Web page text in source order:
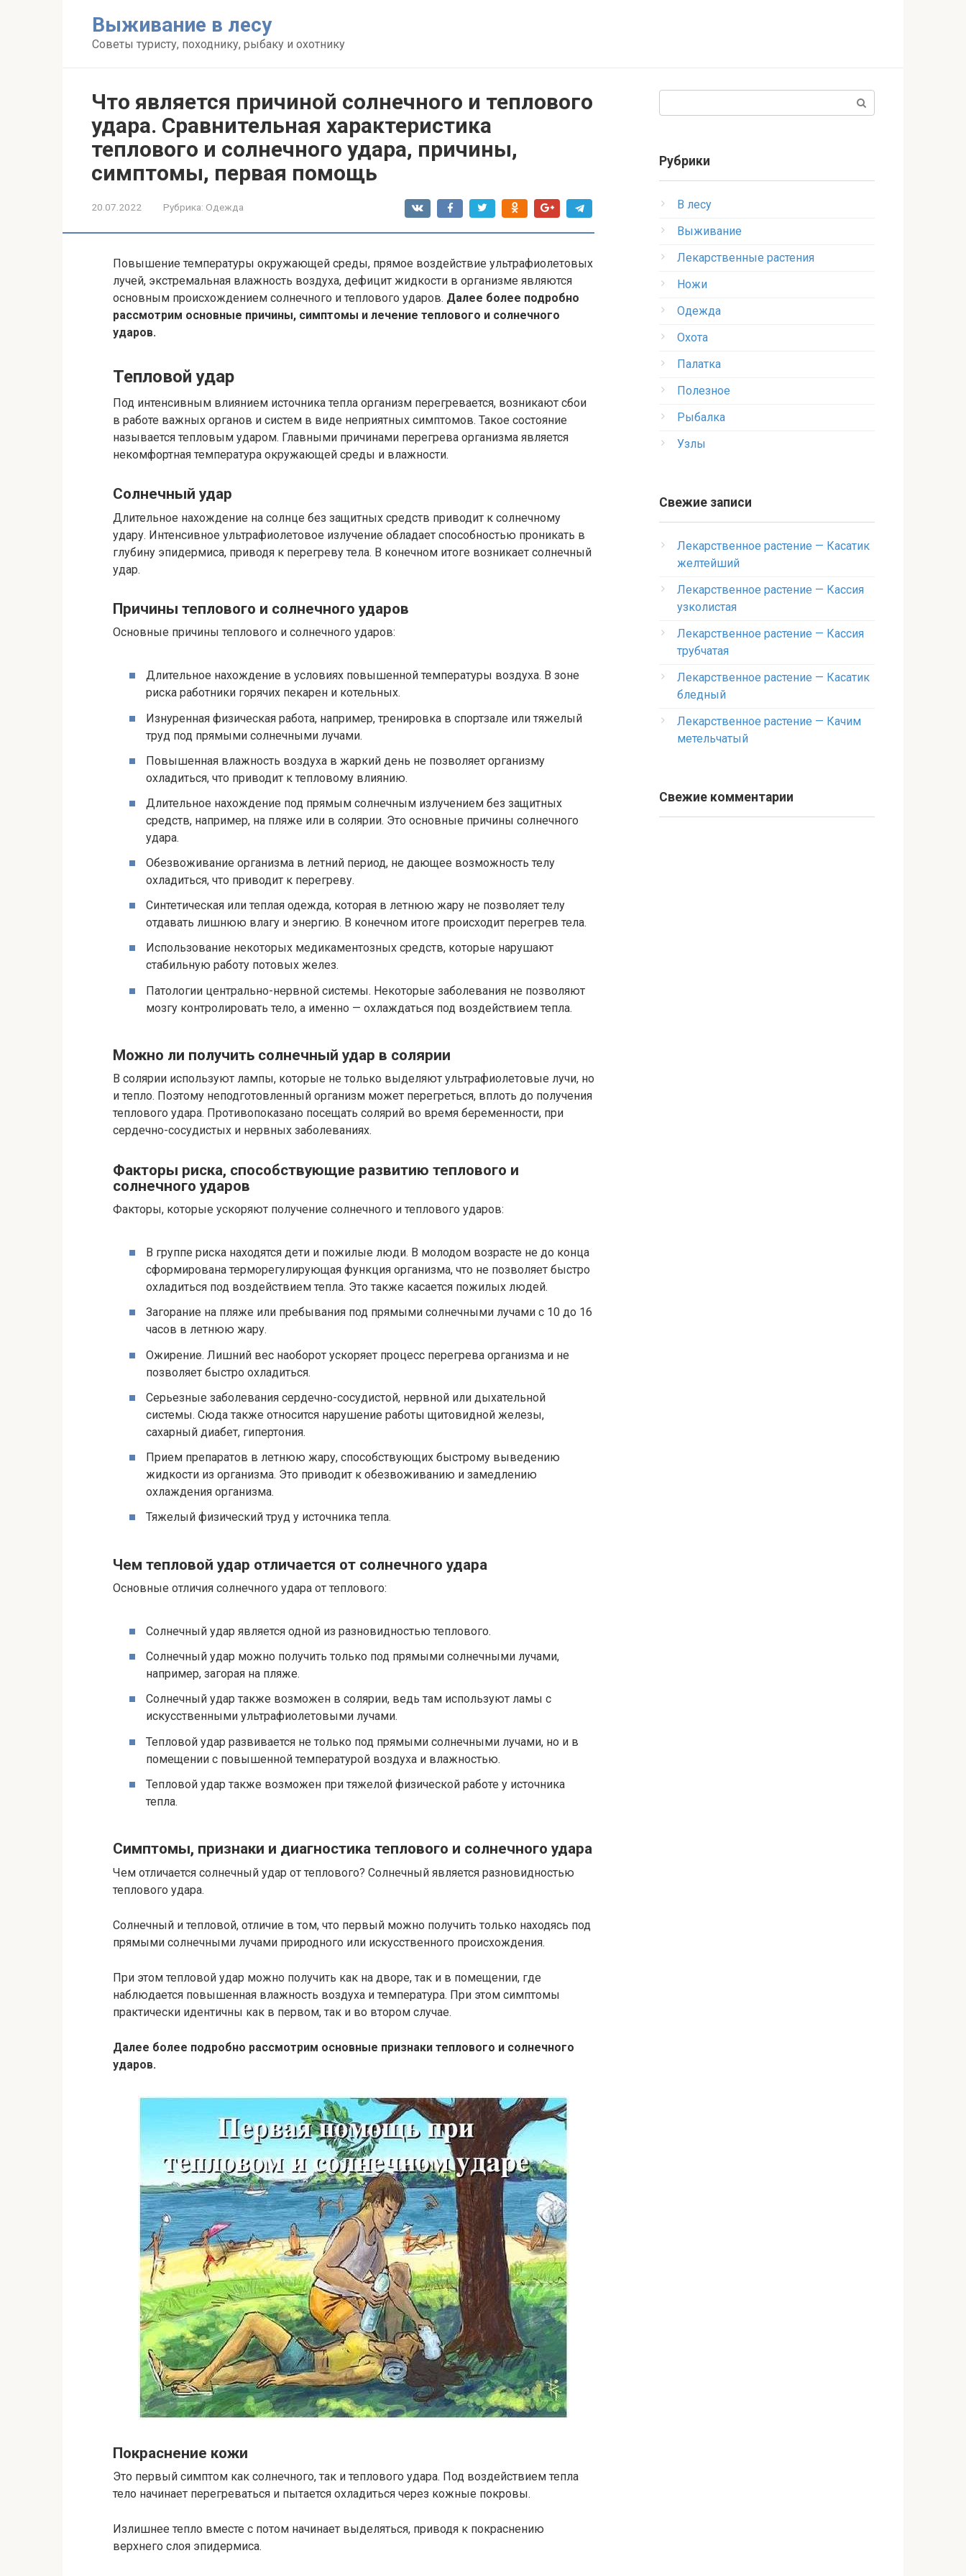
Выживание в лесу
Советы туристу, походнику, рыбаку и охотнику
Что является причиной солнечного и теплового
удара. Сравнительная характеристика
теплового и солнечного удара, причины,
симптомы, первая помощь
20.07.2022 Рубрика: Одежда
Повышение температуры окружающей среды, прямое воздействие ультрафиолетовых
лучей, экстремальная влажность воздуха, дефицит жидкости в организме являются
основным происхождением солнечного и теплового ударов. Далее более подробно
рассмотрим основные причины, симптомы и лечение теплового и солнечного
ударов.
Тепловой удар
Под интенсивным влиянием источника тепла организм перегревается, возникают сбои
в работе важных органов и систем в виде неприятных симптомов. Такое состояние
называется тепловым ударом. Главными причинами перегрева организма является
некомфортная температура окружающей среды и влажности.
Солнечный удар
Длительное нахождение на солнце без защитных средств приводит к солнечному
удару. Интенсивное ультрафиолетовое излучение обладает способностью проникать в
глубину эпидермиса, приводя к перегреву тела. В конечном итоге возникает солнечный
удар.
Причины теплового и солнечного ударов
Основные причины теплового и солнечного ударов:
Длительное нахождение в условиях повышенной температуры воздуха. В зоне
риска работники горячих пекарен и котельных.
Изнуренная физическая работа, например, тренировка в спортзале или тяжелый
труд под прямыми солнечными лучами.
Повышенная влажность воздуха в жаркий день не позволяет организму
охладиться, что приводит к тепловому влиянию.
Длительное нахождение под прямым солнечным излучением без защитных
средств, например, на пляже или в солярии. Это основные причины солнечного
удара.
Обезвоживание организма в летний период, не дающее возможность телу
охладиться, что приводит к перегреву.
Синтетическая или теплая одежда, которая в летнюю жару не позволяет телу
отдавать лишнюю влагу и энергию. В конечном итоге происходит перегрев тела.
Использование некоторых медикаментозных средств, которые нарушают
стабильную работу потовых желез.
Патологии центрально-нервной системы. Некоторые заболевания не позволяют
мозгу контролировать тело, а именно — охлаждаться под воздействием тепла.
Можно ли получить солнечный удар в солярии
В солярии используют лампы, которые не только выделяют ультрафиолетовые лучи, но
и тепло. Поэтому неподготовленный организм может перегреться, вплоть до получения
теплового удара. Противопоказано посещать солярий во время беременности, при
сердечно-сосудистых и нервных заболеваниях.
Факторы риска, способствующие развитию теплового и
солнечного ударов
Факторы, которые ускоряют получение солнечного и теплового ударов:
В группе риска находятся дети и пожилые люди. В молодом возрасте не до конца
сформирована терморегулирующая функция организма, что не позволяет быстро
охладиться под воздействием тепла. Это также касается пожилых людей.
Загорание на пляже или пребывания под прямыми солнечными лучами с 10 до 16
часов в летнюю жару.
Ожирение. Лишний вес наоборот ускоряет процесс перегрева организма и не
позволяет быстро охладиться.
Серьезные заболевания сердечно-сосудистой, нервной или дыхательной
системы. Сюда также относится нарушение работы щитовидной железы,
сахарный диабет, гипертония.
Прием препаратов в летнюю жару, способствующих быстрому выведению
жидкости из организма. Это приводит к обезвоживанию и замедлению
охлаждения организма.
Тяжелый физический труд у источника тепла.
Чем тепловой удар отличается от солнечного удара
Основные отличия солнечного удара от теплового:
Солнечный удар является одной из разновидностью теплового.
Солнечный удар можно получить только под прямыми солнечными лучами,
например, загорая на пляже.
Солнечный удар также возможен в солярии, ведь там используют ламы с
искусственными ультрафиолетовыми лучами.
Тепловой удар развивается не только под прямыми солнечными лучами, но и в
помещении с повышенной температурой воздуха и влажностью.
Тепловой удар также возможен при тяжелой физической работе у источника
тепла.
Симптомы, признаки и диагностика теплового и солнечного удара
Чем отличается солнечный удар от теплового? Солнечный является разновидностью
теплового удара.
Солнечный и тепловой, отличие в том, что первый можно получить только находясь под
прямыми солнечными лучами природного или искусственного происхождения.
При этом тепловой удар можно получить как на дворе, так и в помещении, где
наблюдается повышенная влажность воздуха и температура. При этом симптомы
практически идентичны как в первом, так и во втором случае.
Далее более подробно рассмотрим основные признаки теплового и солнечного
ударов.
Покраснение кожи
Это первый симптом как солнечного, так и теплового удара. Под воздействием тепла
тело начинает перегреваться и пытается охладиться через кожные покровы.
Излишнее тепло вместе с потом начинает выделяться, приводя к покраснению
верхнего слоя эпидермиса.
Рубрики
В лесу
Выживание
Лекарственные растения
Ножи
Одежда
Охота
Палатка
Полезное
Рыбалка
Узлы
Свежие записи
Лекарственное растение — Касатик
желтейший
Лекарственное растение — Кассия
узколистая
Лекарственное растение — Кассия
трубчатая
Лекарственное растение — Касатик
бледный
Лекарственное растение — Качим
метельчатый
Свежие комментарии